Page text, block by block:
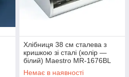
Хлібниця 38 см сталева з
кришкою зі сталі (колір —
білий) Maestro MR-1676BL
Немає в наявності